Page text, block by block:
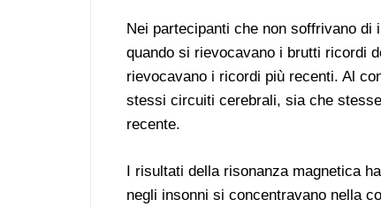
Nei partecipanti che non soffrivano
quando si rievocavano i brutti ricordi
rievocavano i ricordi più recenti. Al
stessi circuiti cerebrali, sia che
recente.
I risultati della risonanza magnetica
negli insonni si concentravano nella